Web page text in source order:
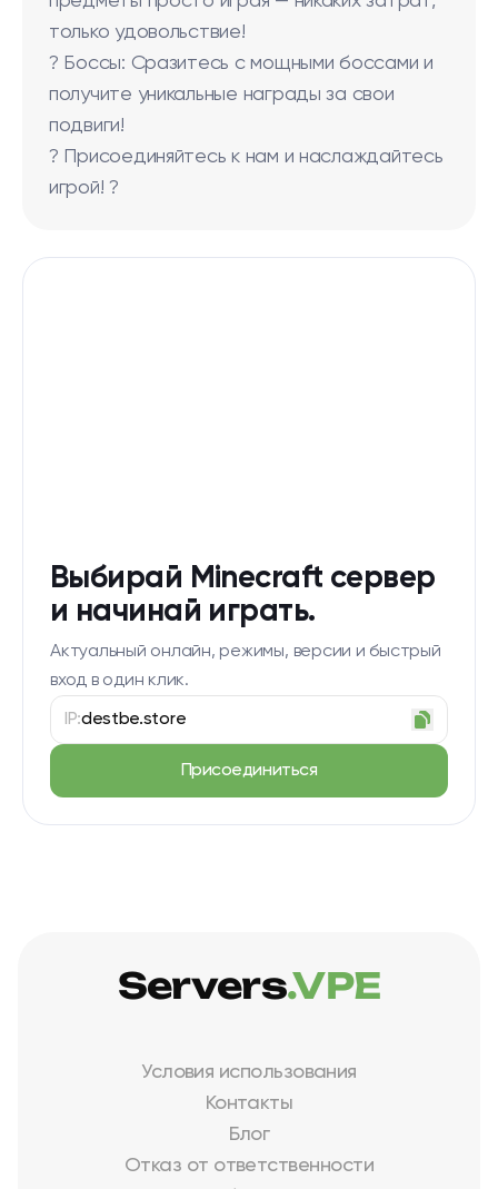
только удовольствие!
? Боссы: Сразитесь с мощными боссами и
получите уникальные награды за свои
подвиги!
? Присоединяйтесь к нам и наслаждайтесь
игрой! ?
Выбирай Minecraft сервер
и начинай играть.
Актуальный онлайн, режимы, версии и быстрый
вход в один клик.
IP:destbe.store
Присоединиться
Условия использования
Контакты
Блог
Отказ от ответственности
Servers.VPE